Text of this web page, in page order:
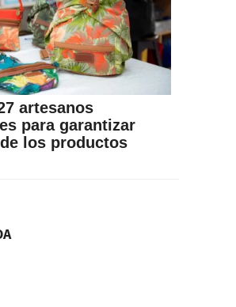
artesanos
para garantizar
los productos